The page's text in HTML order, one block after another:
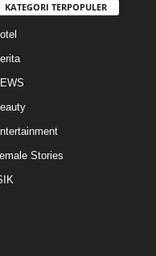
KATEGORI TERPOPULER
Stories